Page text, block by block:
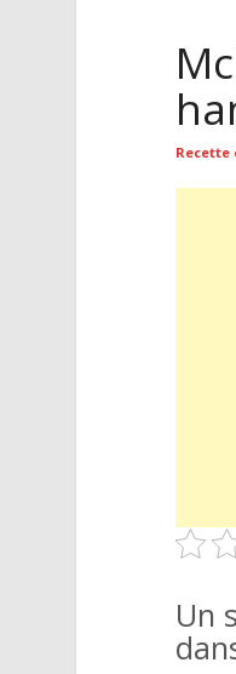
Recette
Un